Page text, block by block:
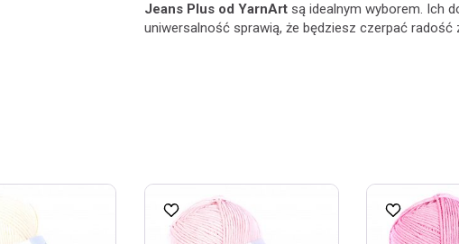
Jeans Plus od YarnArtsą idealnym wyborem. Ich
uniwersalność sprawią, że będziesz czerpać radość